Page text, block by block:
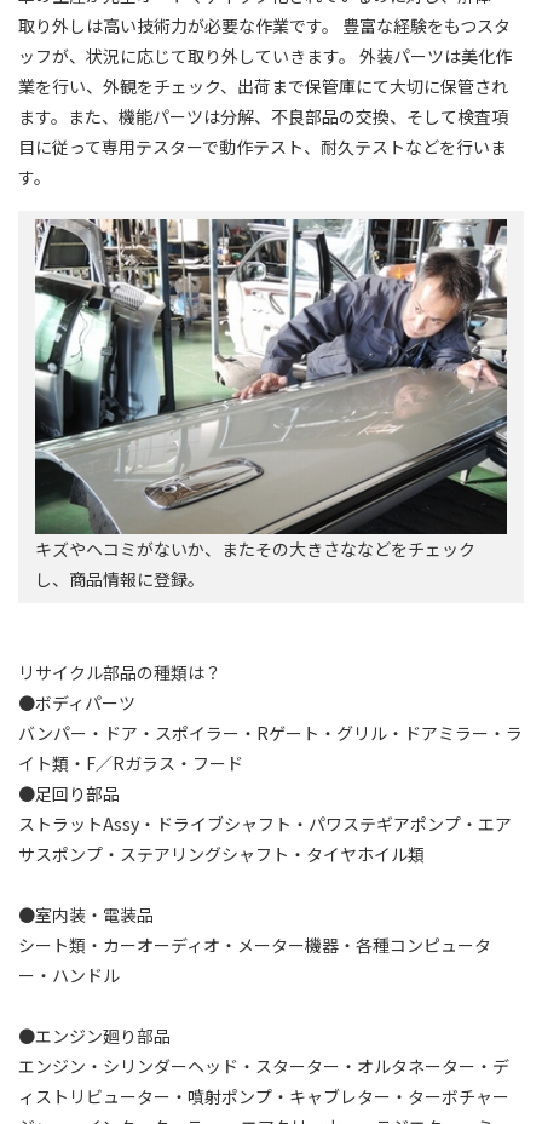
取り外しは高い技術力が必要な作業です。 豊富な経験をもつスタ
ッフが、状況に応じて取り外していきます。 外装パーツは美化作
業を行い、外観をチェック、出荷まで保管庫にて大切に保管され
ます。また、機能パーツは分解、不良部品の交換、そして検査項
目に従って専用テスターで動作テスト、耐久テストなどを行いま
す。
キズやヘコミがないか、またその大きさななどをチェック
し、商品情報に登録。
リサイクル部品の種類は？
●ボディパーツ
バンパー・ドア・スポイラー・Rゲート・グリル・ドアミラー・ラ
イト類・F／Rガラス・フード
●足回り部品
ストラットAssy・ドライブシャフト・パワステギアポンプ・エア
サスポンプ・ステアリングシャフト・タイヤホイル類
●室内装・電装品
シート類・カーオーディオ・メーター機器・各種コンピュータ
ー・ハンドル
●エンジン廻り部品
エンジン・シリンダーヘッド・スターター・オルタネーター・デ
ィストリビューター・噴射ポンプ・キャブレター・ターボチャー